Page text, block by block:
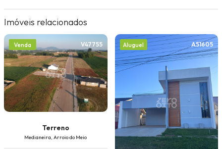
Imóveis relacionados
Venda V47755
Terreno
Medianeira, Arroio do Meio
Aluguel A51605